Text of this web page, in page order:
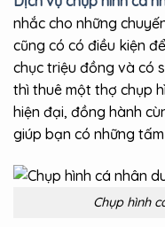
nhắc cho những
cũng có có điều kiện
chục triệu đồng và có
thì thuê một thợ chụp
hiện đại, đồng hành
giúp bạn có những
Chụp hình